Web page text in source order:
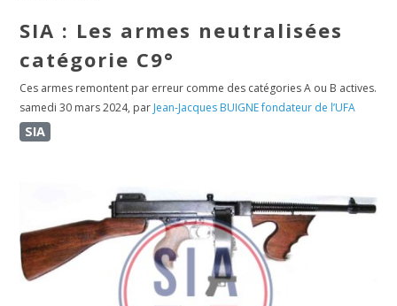
SIA : Les armes neutralisées
catégorie C9°
Ces armes remontent par erreur comme des catégories A ou B actives.
samedi 30 mars 2024, par Jean-Jacques BUIGNE fondateur de l’UFA
SIA